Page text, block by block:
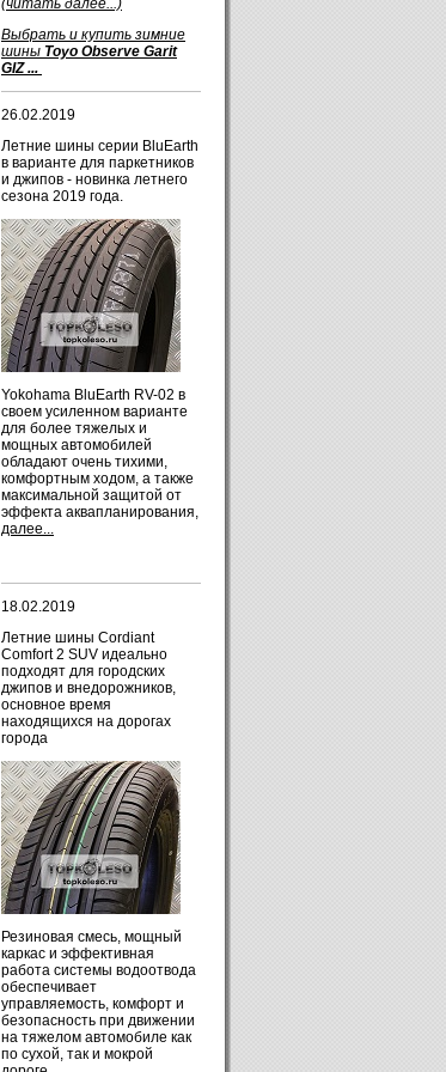
(читать далее...)
Выбрать и купить зимние
шины Toyo Observe Garit
GIZ ...
26.02.2019
Летние шины серии BluEarth
в варианте для паркетников
и джипов - новинка летнего
сезона 2019 года.
Yokohama BluEarth RV-02 в
своем усиленном варианте
для более тяжелых и
мощных автомобилей
обладают очень тихими,
комфортным ходом, а также
максимальной защитой от
эффекта аквапланирования,
далее...
18.02.2019
Летние шины Cordiant
Comfort 2 SUV идеально
подходят для городских
джипов и внедорожников,
основное время
находящихся на дорогах
города
Резиновая смесь, мощный
каркас и эффективная
работа системы водоотвода
обеспечивает
управляемость, комфорт и
безопасность при движении
на тяжелом автомобиле как
по сухой, так и мокрой